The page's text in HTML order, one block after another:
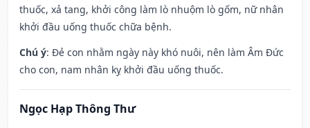
thuốc, xả tang, khởi công làm lò nhuộm lò gốm, nữ nhân
khởi đầu uống thuốc chữa bệnh.
Chú ý: Đẻ con nhằm ngày này khó nuôi, nên làm Âm Đức
cho con, nam nhân kỵ khởi đầu uống thuốc.
Ngọc Hạp Thông Thư